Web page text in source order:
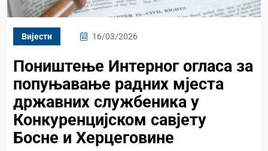
Вијести 16/03/2026
Поништење Интерног огласа за
попуњавање радних мјеста
државних службеника у
Конкуренцијском савјету
Босне и Херцеговине